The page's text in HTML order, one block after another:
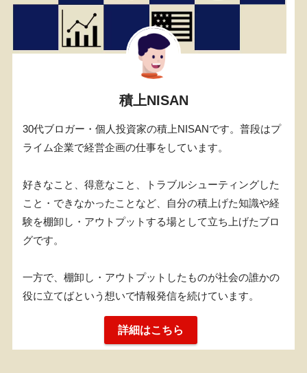
積上NISAN
30代ブロガー・個人投資家の積上NISANです。普段はプ
ライム企業で経営企画の仕事をしています。
好きなこと、得意なこと、トラブルシューティングした
こと・できなかったことなど、自分の積上げた知識や経
験を棚卸し・アウトプットする場として立ち上げたブロ
グです。
一方で、棚卸し・アウトプットしたものが社会の誰かの
役に立てばという想いで情報発信を続けています。
詳細はこちら